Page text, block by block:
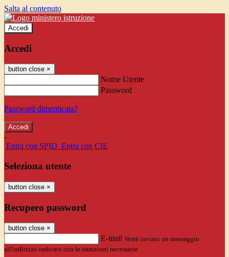
Salta al contenuto
Accedi
Accedi
button close ×
Nome Utente
Password
Password dimenticata?
-
Entra con SPID Entra con CIE
Seleziona utente
button close ×
Recupero password
button close ×
E-mail Verrà inviato un messaggio
all'indirizzo indicato con le istruzioni necessarie.